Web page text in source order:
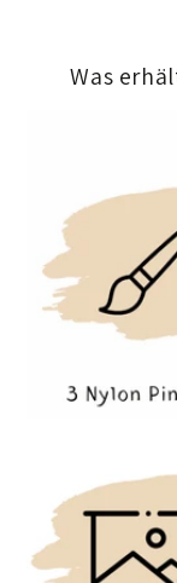
Was